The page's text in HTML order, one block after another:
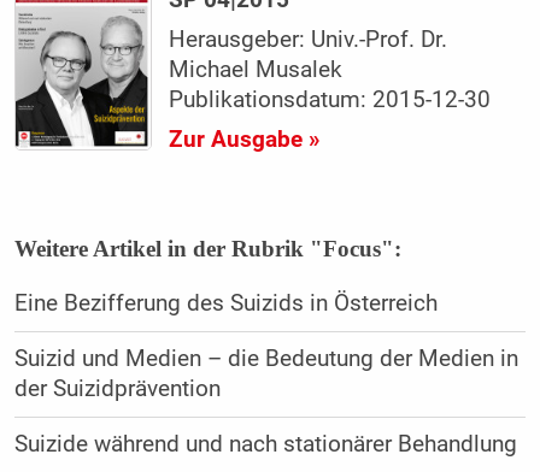
Herausgeber: Univ.-Prof. Dr.
Michael Musalek
Publikationsdatum: 2015-12-30
Zur Ausgabe »
Weitere Artikel in der Rubrik "Focus":
Eine Bezifferung des Suizids in Österreich
Suizid und Medien – die Bedeutung der Medien in
der Suizidprävention
Suizide während und nach stationärer Behandlung